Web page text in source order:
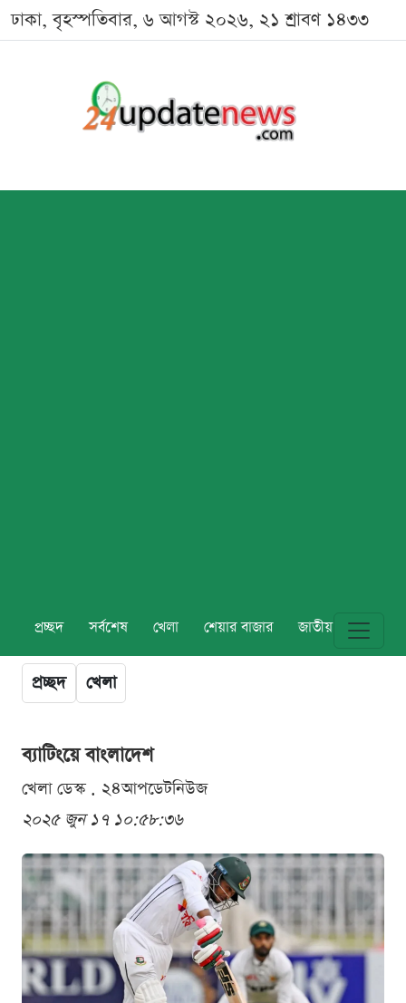
ঢাকা, বৃহস্পতিবার, ৬ আগস্ট ২০২৬, ২১ শ্রাবণ ১৪৩৩
প্রচ্ছদ সর্বশেষ খেলা শেয়ার বাজার জাতীয় বিশ্ব
প্রচ্ছদ খেলা
ব্যাটিংয়ে বাংলাদেশ
খেলা ডেস্ক . ২৪আপডেটনিউজ
২০২৫ জুন ১৭ ১০:৫৮:৩৬